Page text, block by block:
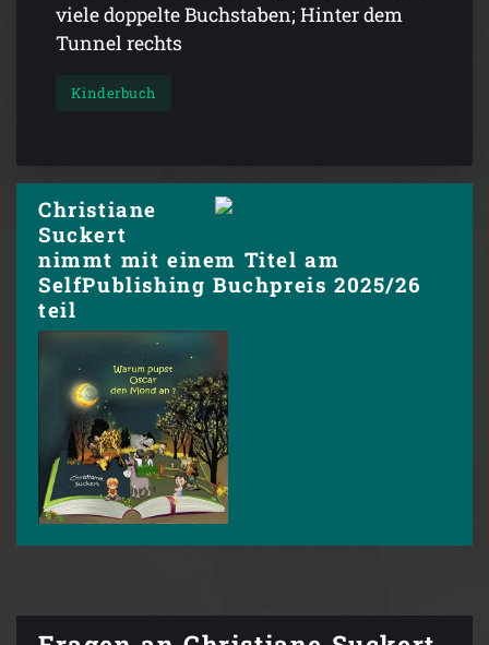
viele doppelte Buchstaben; Hinter dem
Tunnel rechts
Kinderbuch
Christiane
Suckert
nimmt mit einem Titel am
SelfPublishing Buchpreis 2025/26
teil